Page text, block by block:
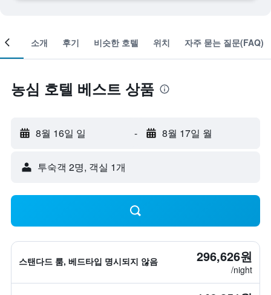
객실 소개 후기 비슷한 호텔 위치 자주 묻는 질문(FAQ)
농심 호텔 베스트 상품
8월 16일 일 - 8월 17일 월
​투숙객 2​명, ​객실 1개
스탠다드 룸, 베드타입 명시되지 않음 296,626원
/night